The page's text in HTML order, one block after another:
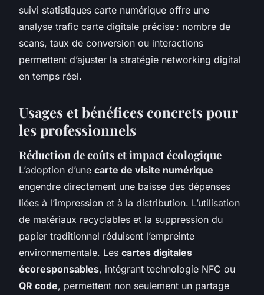
suivi statistiques carte numérique offre une
analyse trafic carte digitale précise : nombre de
scans, taux de conversion ou interactions
permettent d’ajuster la stratégie networking digital
en temps réel.
Usages et bénéfices concrets pour
les professionnels
Réduction de coûts et impact écologique
L’adoption d’une carte de visite numérique
engendre directement une baisse des dépenses
liées à l’impression et à la distribution. L’utilisation
de matériaux recyclables et la suppression du
papier traditionnel réduisent l’empreinte
environnementale. Les cartes digitales
écoresponsables, intégrant technologie NFC ou
QR code, permettent non seulement un partage